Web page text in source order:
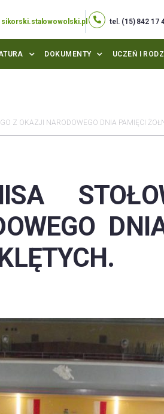
tel. (15) 842 17
DOKUMENTY UCZEŃ I
Z OKAZJI NARODOWEGO DNIA PAMIĘCI